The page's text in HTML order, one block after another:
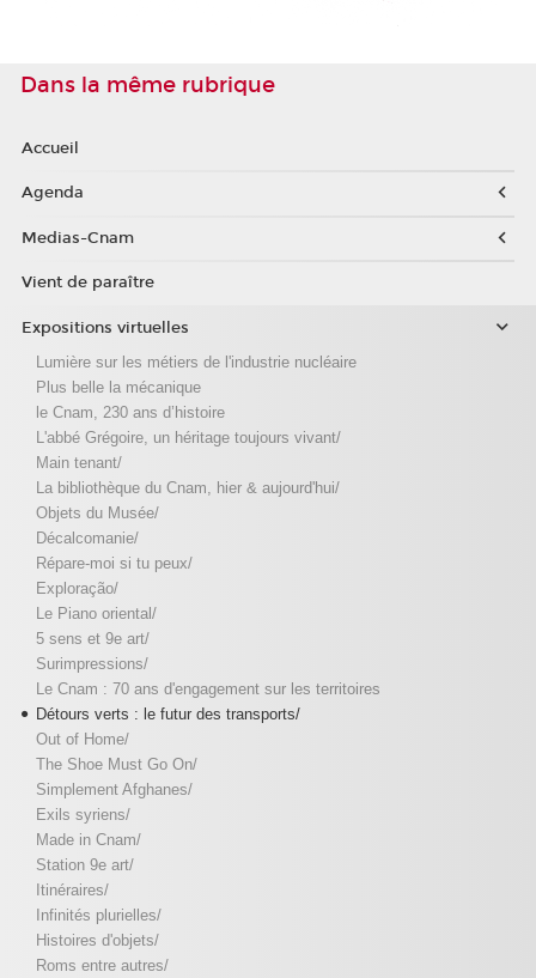
Dans la même rubrique
Accueil
Agenda
Medias-Cnam
Vient de paraître
Expositions virtuelles
Lumière sur les métiers de l'industrie nucléaire
Plus belle la mécanique
le Cnam, 230 ans d’histoire
L'abbé Grégoire, un héritage toujours vivant/
Main tenant/
La bibliothèque du Cnam, hier & aujourd'hui/
Objets du Musée/
Décalcomanie/
Répare-moi si tu peux/
Exploração/
Le Piano oriental/
5 sens et 9e art/
Surimpressions/
Le Cnam : 70 ans d'engagement sur les territoires
Détours verts : le futur des transports/
Out of Home/
The Shoe Must Go On/
Simplement Afghanes/
Exils syriens/
Made in Cnam/
Station 9e art/
Itinéraires/
Infinités plurielles/
Histoires d'objets/
Roms entre autres/